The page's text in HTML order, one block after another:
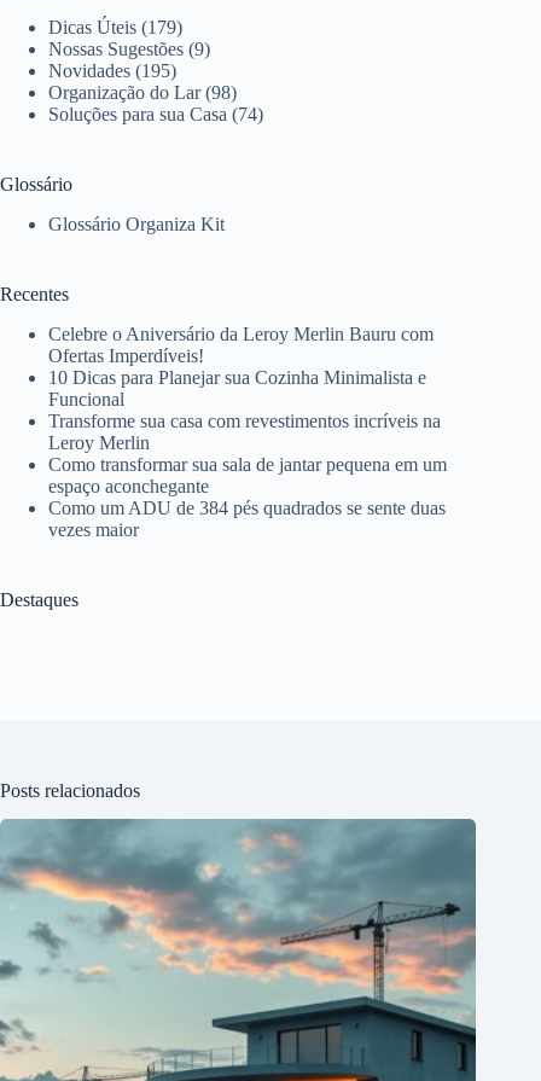
Dicas Úteis (179)
Nossas Sugestões (9)
Novidades (195)
Organização do Lar(98)
Soluções para sua Casa (74)
Glossário
Glossário Organiza Kit
Recentes
Celebre o Aniversário da Leroy Merlin Bauru com
Ofertas Imperdíveis!
10 Dicas para Planejar sua Cozinha Minimalista e
Funcional
Transforme sua casa com revestimentos incríveis na
Leroy Merlin
Como transformar sua sala de jantar pequena em um
espaço aconchegante
Como um ADU de 384 pés quadrados se sente duas
vezes maior
Destaques
Posts relacionados